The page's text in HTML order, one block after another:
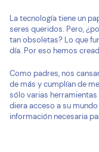
La tecnología tiene un
seres queridos. Pero,
tan obsoletas? Lo que
día. Por eso hemos
Como padres, nos
de más y cumplían de
sólo varias
diera acceso a su
información necesaria